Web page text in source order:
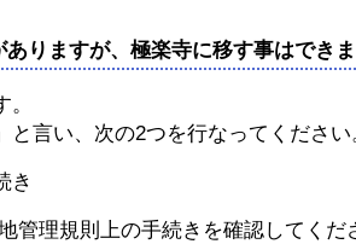
りますが、極楽寺に移す事はでき
と言い、次の2つを行なってください
き
管理規則上の手続きを確認してくだ